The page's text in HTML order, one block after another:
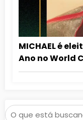
MICHAEL é
Ano no World
Pesquisar